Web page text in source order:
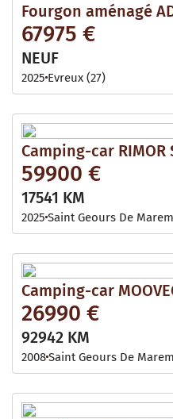
Fourgon aménagé
67975 €
NEUF
2025 Evreux (27)
Camping-car RIMOR
59900 €
17541 KM
2025 Saint Geours De
Camping-car
26990 €
92942 KM
2008Saint Geours De